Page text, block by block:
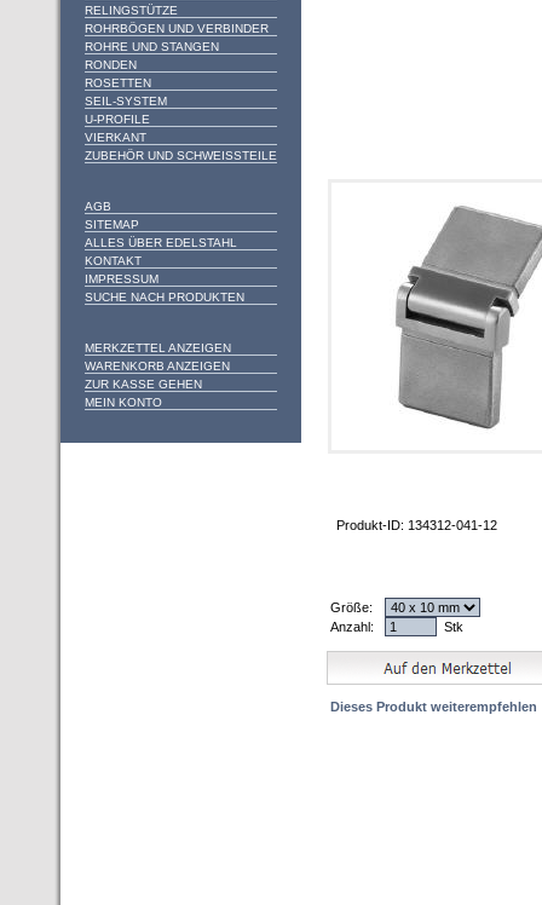
RELINGSTÜTZE
ROHRBÖGEN UND VERBINDER
ROHRE UND STANGEN
RONDEN
ROSETTEN
SEIL-SYSTEM
U-PROFILE
VIERKANT
ZUBEHÖR UND SCHWEISSTEILE
AGB
SITEMAP
ALLES ÜBER EDELSTAHL
KONTAKT
IMPRESSUM
SUCHE NACH PRODUKTEN
MERKZETTEL ANZEIGEN
WARENKORB ANZEIGEN
ZUR KASSE GEHEN
MEIN KONTO
Produkt-ID: 134312-041-12
Größe:
Anzahl:
Stk
Dieses Produkt weiterempfehlen